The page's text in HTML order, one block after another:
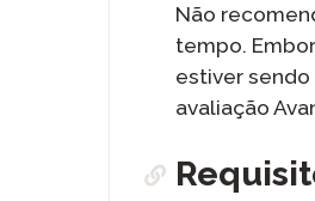
Não
tempo.
estiver
avaliação